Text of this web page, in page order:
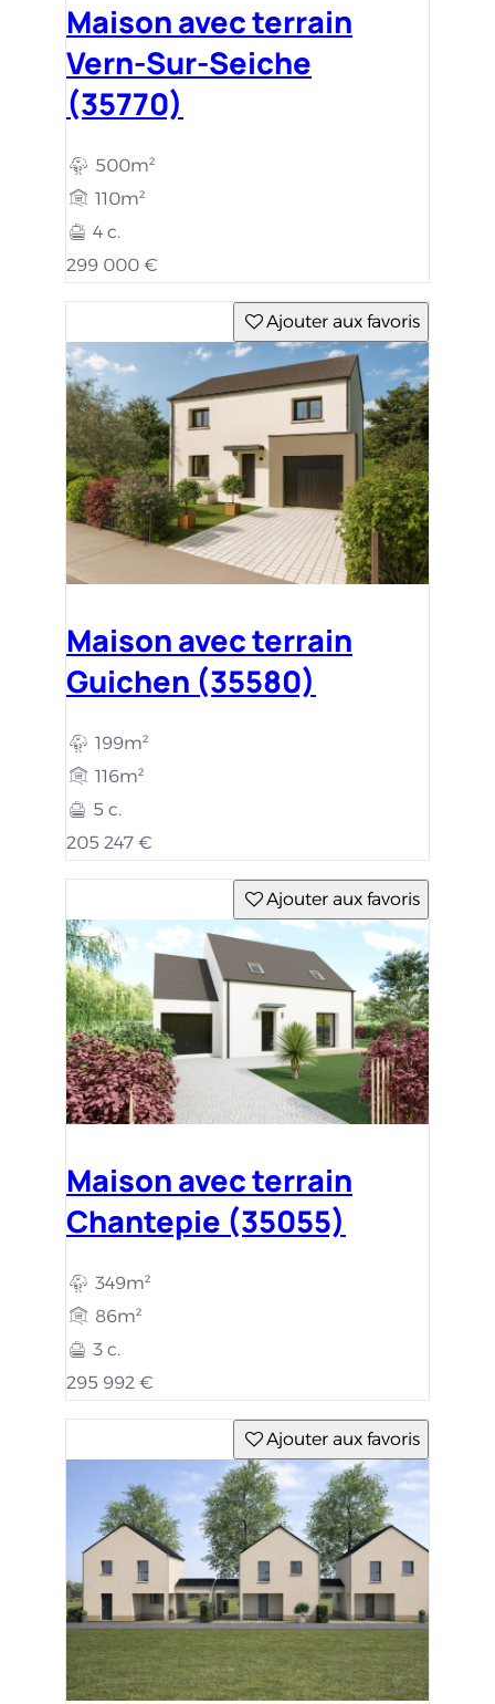
Maison avec terrain
Vern-Sur-Seiche
(35770)
500m²
110m²
4 c.
299 000 €
Ajouter aux favoris
Maison avec terrain
Guichen (35580)
199m²
116m²
5 c.
205 247 €
Ajouter aux favoris
Maison avec terrain
Chantepie (35055)
349m²
86m²
3 c.
295 992 €
Ajouter aux favoris